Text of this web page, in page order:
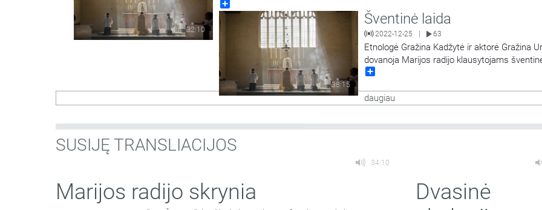
32:10
38:15
Šventinė laida
2022-12-25 63
Etnologė Gražina Kadžytė ir aktorė Gražina
dovanoja Marijos radijo klausytojams
muzikos ir poezijos valandėlę. Laidoje skamba
dainos.
daugiau
SUSIJĘ TRANSLIACIJOS
34:10
Marijos radijo skrynia
Dvasinė